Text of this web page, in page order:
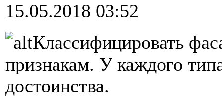
15.05.2018 03:52
Классифицировать
признакам. У каждого
достоинства.